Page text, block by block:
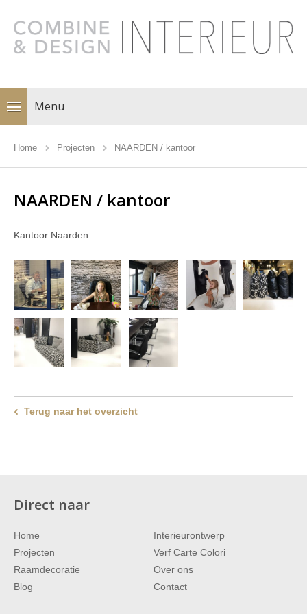
Menu
Home Projecten NAARDEN / kantoor
NAARDEN / kantoor
Kantoor Naarden
Terug naar het overzicht
Direct naar
Home
Interieurontwerp
Projecten
Verf Carte Colori
Raamdecoratie
Over ons
Blog
Contact